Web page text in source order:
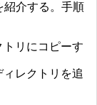
紹介する。手順
リにコピーす
レクトリを追